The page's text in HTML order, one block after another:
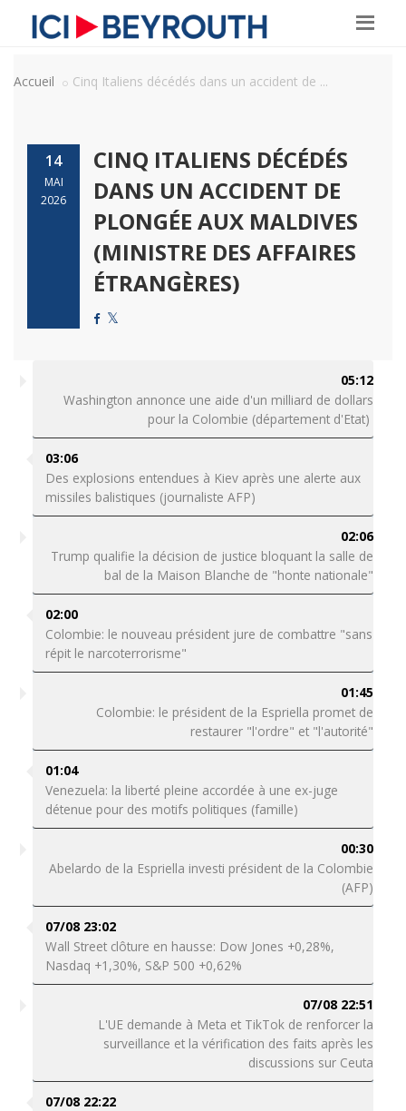
Accueil Cinq Italiens décédés dans un accident de ...
14
MAI
2026
CINQ ITALIENS DÉCÉDÉS
DANS UN ACCIDENT DE
PLONGÉE AUX MALDIVES
(MINISTRE DES AFFAIRES
ÉTRANGÈRES)
05:12
Washington annonce une aide d'un milliard de dollars
pour la Colombie (département d'Etat)
03:06
Des explosions entendues à Kiev après une alerte aux
missiles balistiques (journaliste AFP)
02:06
Trump qualifie la décision de justice bloquant la salle de
bal de la Maison Blanche de "honte nationale"
02:00
Colombie: le nouveau président jure de combattre "sans
répit le narcoterrorisme"
01:45
Colombie: le président de la Espriella promet de
restaurer "l'ordre" et "l'autorité"
01:04
Venezuela: la liberté pleine accordée à une ex-juge
détenue pour des motifs politiques (famille)
00:30
Abelardo de la Espriella investi président de la Colombie
(AFP)
07/08 23:02
Wall Street clôture en hausse: Dow Jones +0,28%,
Nasdaq +1,30%, S&P 500 +0,62%
07/08 22:51
L'UE demande à Meta et TikTok de renforcer la
surveillance et la vérification des faits après les
discussions sur Ceuta
07/08 22:22